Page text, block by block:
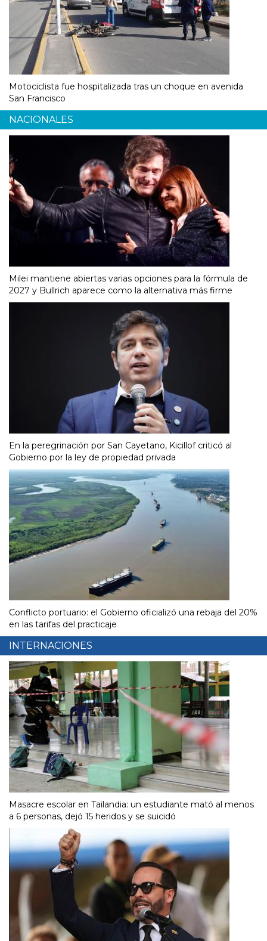
Motociclista fue hospitalizada tras un choque en avenida
San Francisco
NACIONALES
Milei mantiene abiertas varias opciones para la fórmula de
2027 y Bullrich aparece como la alternativa más firme
En la peregrinación por San Cayetano, Kicillof criticó al
Gobierno por la ley de propiedad privada
Conflicto portuario: el Gobierno oficializó una rebaja del 20%
en las tarifas del practicaje
INTERNACIONES
Masacre escolar en Tailandia: un estudiante mató al menos
a 6 personas, dejó 15 heridos y se suicidó